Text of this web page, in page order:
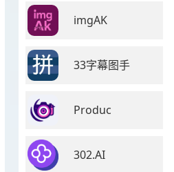
imgAK
33字幕图手
Produc
302.AI